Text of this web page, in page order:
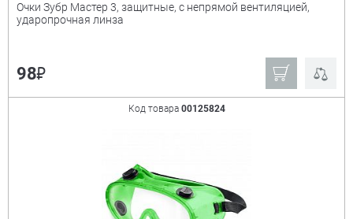
Очки Зубр Мастер 3, защитные, с непрямой вентиляцией,
ударопрочная линза
98₽
Код товара 00125824